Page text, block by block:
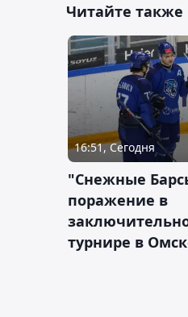
Читайте также
16:51, Сегодня
"Снежные
поражение в
турнире в